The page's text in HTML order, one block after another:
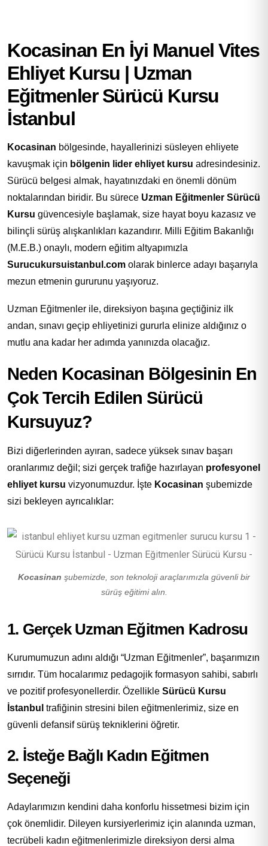
Kocasinan En İyi Manuel Vites
Ehliyet Kursu | Uzman
Eğitmenler Sürücü Kursu
İstanbul
Kocasinan bölgesinde, hayallerinizi süsleyen ehliyete
kavuşmak için bölgenin lider ehliyet kursu adresindesiniz.
Sürücü belgesi almak, hayatınızdaki en önemli dönüm
noktalarından biridir. Bu sürece Uzman Eğitmenler Sürücü
Kursu güvencesiyle başlamak, size hayat boyu kazasız ve
bilinçli sürüş alışkanlıkları kazandırır. Milli Eğitim Bakanlığı
(M.E.B.) onaylı, modern eğitim altyapımızla
Surucukursuistanbul.com olarak binlerce adayı başarıyla
mezun etmenin gururunu yaşıyoruz.
Uzman Eğitmenler ile, direksiyon başına geçtiğiniz ilk
andan, sınavı geçip ehliyetinizi gururla elinize aldığınız o
mutlu ana kadar her adımda yanınızda olacağız.
Neden Kocasinan Bölgesinin En
Çok Tercih Edilen Sürücü
Kursuyuz?
Bizi diğerlerinden ayıran, sadece yüksek sınav başarı
oranlarımız değil; sizi gerçek trafiğe hazırlayan profesyonel
ehliyet kursu vizyonumuzdur. İşte Kocasinan şubemizde
sizi bekleyen ayrıcalıklar:
Kocasinan şubemizde, son teknoloji araçlarımızla güvenli bir
sürüş eğitimi alın.
1. Gerçek Uzman Eğitmen Kadrosu
Kurumumuzun adını aldığı “Uzman Eğitmenler”, başarımızın
sırrıdır. Tüm hocalarımız pedagojik formasyon sahibi, sabırlı
ve pozitif profesyonellerdir. Özellikle Sürücü Kursu
İstanbul trafiğinin stresini bilen eğitmenlerimiz, size en
güvenli defansif sürüş tekniklerini öğretir.
2. İsteğe Bağlı Kadın Eğitmen
Seçeneği
Adaylarımızın kendini daha konforlu hissetmesi bizim için
çok önemlidir. Dileyen kursiyerlerimiz için alanında uzman,
tecrübeli kadın eğitmenlerimizle direksiyon dersi alma